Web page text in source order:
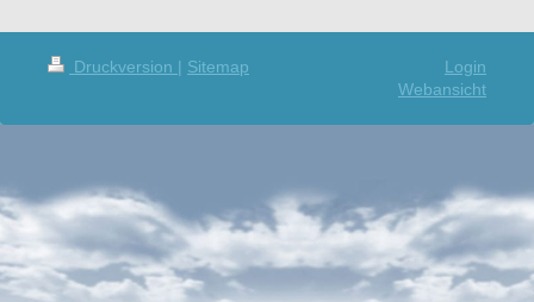
Druckversion | Sitemap
Login
Webansicht